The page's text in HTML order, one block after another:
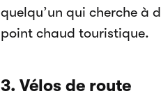
quelqu’un qui cherche à
point chaud touristique.
3. Vélos de route